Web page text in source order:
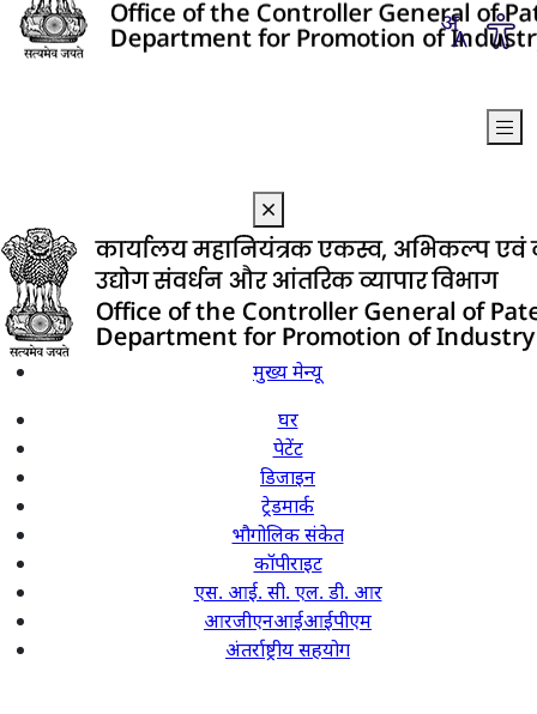
मुख्य मेन्यू
घर
पेटेंट
डिजाइन
ट्रेडमार्क
भौगोलिक संकेत
कॉपीराइट
एस. आई. सी. एल. डी. आर
आरजीएनआईआईपीएम
अंतर्राष्ट्रीय सहयोग